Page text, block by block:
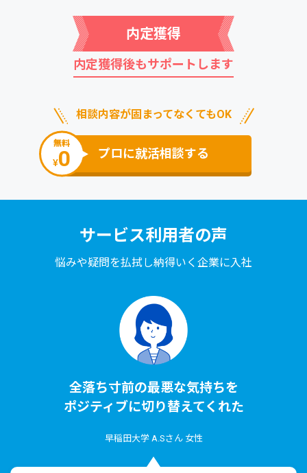
内定獲得
内定獲得後もサポートします
相談内容が固まってなくてもOK
無料
¥0 プロに就活相談する
サービス利⽤者の声
悩みや疑問を払拭し納得いく企業に⼊社
全落ち⼨前の最悪な気持ちを
ポジティブに切り替えてくれた
早稲⽥⼤学 A.Sさん ⼥性